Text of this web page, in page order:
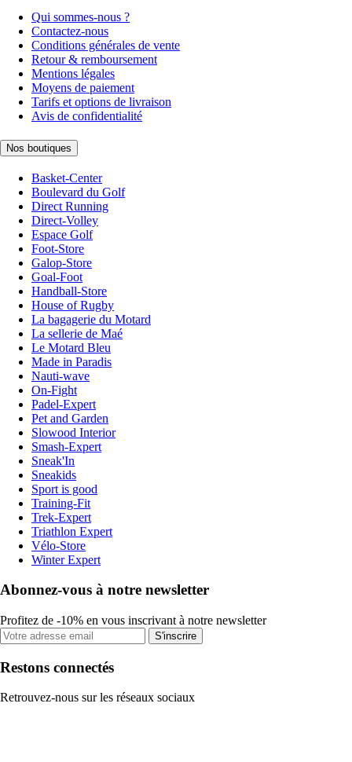
Qui sommes-nous ?
Contactez-nous
Conditions générales de vente
Retour & remboursement
Mentions légales
Moyens de paiement
Tarifs et options de livraison
Avis de confidentialité
Nos boutiques
Basket-Center
Boulevard du Golf
Direct Running
Direct-Volley
Espace Golf
Foot-Store
Galop-Store
Goal-Foot
Handball-Store
House of Rugby
La bagagerie du Motard
La sellerie de Maé
Le Motard Bleu
Made in Paradis
Nauti-wave
On-Fight
Padel-Expert
Pet and Garden
Slowood Interior
Smash-Expert
Sneak'In
Sneakids
Sport is good
Training-Fit
Trek-Expert
Triathlon Expert
Vélo-Store
Winter Expert
Abonnez-vous à notre newsletter
Profitez de -10% en vous inscrivant à notre newsletter
S'inscrire
Restons connectés
Retrouvez-nous sur les réseaux sociaux